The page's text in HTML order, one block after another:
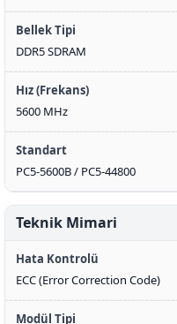
Bellek Tipi
DDR5 SDRAM
Hız (Frekans)
5600 MHz
Standart
PC5-5600B / PC5-44800
Teknik Mimari
Hata Kontrolü
ECC (Error Correction Code)
Modül Tipi